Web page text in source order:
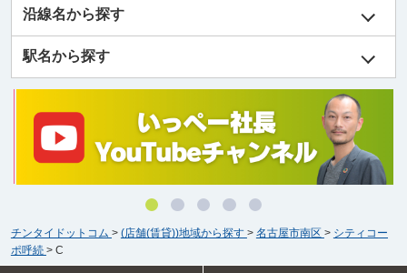
沿線名から探す
駅名から探す
チンタイドットコム > (店舗(賃貸))地域から探す > 名古屋市南区 > シティコー
ポ呼続 > C